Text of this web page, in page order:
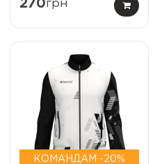
270грн
КОМАНДАМ -20%